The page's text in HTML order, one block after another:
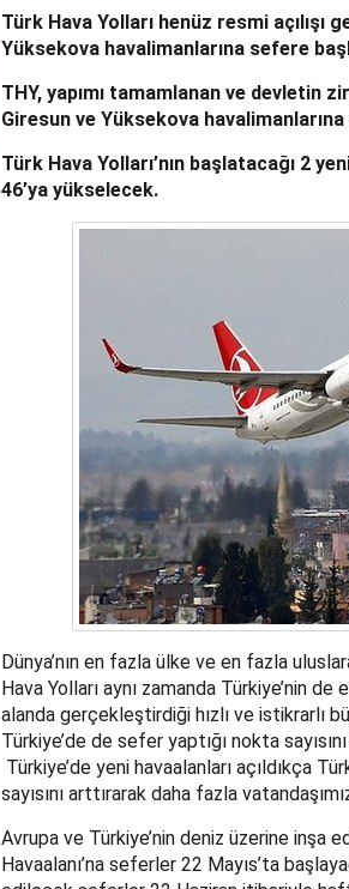
BOEING 737 MAX’LARDA
Türk Hava Yolları henüz resmi
Yüksekova havalimanlarına sefere
THY, yapımı tamamlanan ve devletin
Giresun ve Yüksekova
Türk Hava Yolları’nın başlatacağı 2
46’ya yükselecek.
Dünya’nın en fazla ülke ve en fazla
Hava Yolları aynı zamanda Türkiye’nin
alanda gerçekleştirdiği hızlı ve istikrarlı
Türkiye’de de sefer yaptığı nokta
Türkiye’de yeni havaalanları açıldıkça
sayısını arttırarak daha fazla
Avrupa ve Türkiye’nin deniz üzerine inşa
Havaalanı’na seferler 22 Mayıs’ta